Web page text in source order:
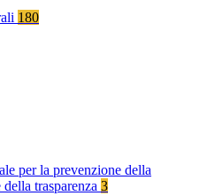
180
per la prevenzione della
trasparenza 3